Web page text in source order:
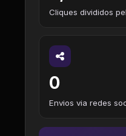
Cliques divididos
0
Envios via redes